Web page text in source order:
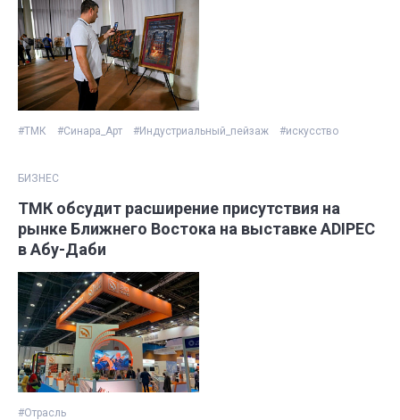
#ТМК #Синара_Арт #Индустриальный_пейзаж #искусство
БИЗНЕС
ТМК обсудит расширение присутствия на
рынке Ближнего Востока на выставке ADIPEC
в Абу-Даби
#Отрасль